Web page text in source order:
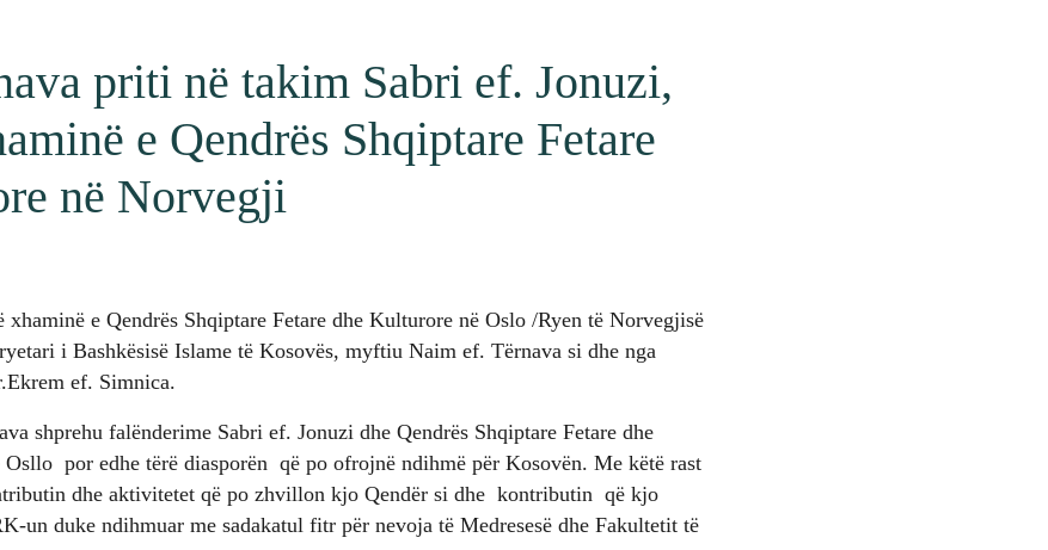
priti në takim Sabri ef. Jonuzi,
e Qendrës Shqiptare Fetare
në Norvegji
e Qendrës Shqiptare Fetare dhe Kulturore në Oslo /Ryen të Norvegjisë
i Bashkësisë Islame të Kosovës, myftiu Naim ef. Tërnava si dhe nga
ef. Simnica.
shprehu falënderime Sabri ef. Jonuzi dhe Qendrës Shqiptare Fetare dhe
por edhe tërë diasporën që po ofrojnë ndihmë për Kosovën. Me këtë rast
dhe aktivitetet që po zhvillon kjo Qendër si dhe kontributin që kjo
un duke ndihmuar me sadakatul fitr për nevoja të Medresesë dhe Fakultetit të